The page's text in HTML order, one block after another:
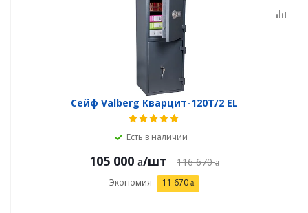
Сейф Valberg Кварцит-120Т/2 EL
Есть в наличии
105 000 /шт 116 670
Экономия 11 670